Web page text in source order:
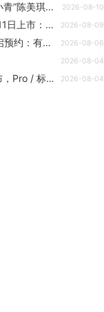
《天龙八部·归来》七夕白蛇联动定档8.19，“小青”陈美琪官宣入驻！ 2026-08-10
预计10.5万起售！新款比亚迪海豹06将于8月11日上市：外观大变 2026-08-09
大疆 Osmo 360 II 全景相机将于 8 月 7 日开启预约：有望延续现款外形设计、新增 NFC 功能 2026-08-06
2026-08-04
华为 WATCH GT 7 系列智能手表官宣明日发布，Pro / 标准版外观揭晓 2026-08-04